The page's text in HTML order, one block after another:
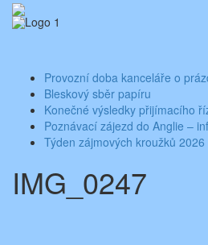
SkipAktuality ze školy
Základní škola Benešov, Dukelská 1818
Provozní doba kanceláře o
Bleskový sběr papíru
Konečné výsledky přijímacího
Poznávací zájezd do Anglie –
Týden zájmových kroužků 2026
IMG_0247